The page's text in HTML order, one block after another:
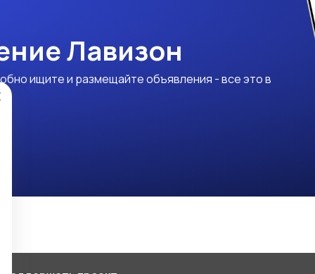
Лавизон
ищите и размещайте объявления - все это в